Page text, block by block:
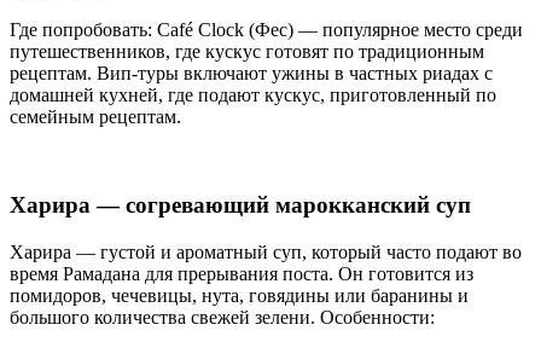
Где попробовать: Café Clock (Фес) — популярное место среди
путешественников, где кускус готовят по традиционным
рецептам. Вип-туры включают ужины в частных риадах с
домашней кухней, где подают кускус, приготовленный по
семейным рецептам.
Харира — согревающий марокканский суп
Харира — густой и ароматный суп, который часто подают во
время Рамадана для прерывания поста. Он готовится из
помидоров, чечевицы, нута, говядины или баранины и
большого количества свежей зелени. Особенности: